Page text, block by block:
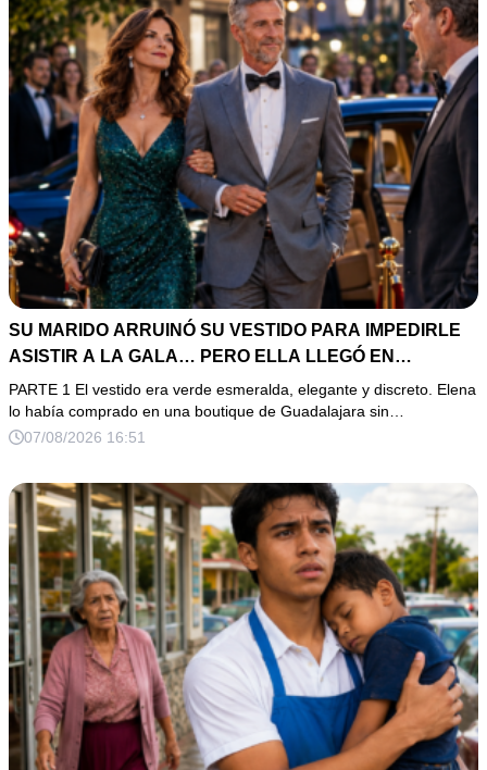
SU MARIDO ARRUINÓ SU VESTIDO PARA IMPEDIRLE
ASISTIR A LA GALA… PERO ELLA LLEGÓ EN
LIMUSINA COMO INVITADA DE HONOR DEL DUEÑO DE
LA EMPRESA
PARTE 1 El vestido era verde esmeralda, elegante y discreto. Elena
lo había comprado en una boutique de Guadalajara sin…
07/08/2026 16:51